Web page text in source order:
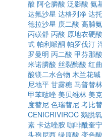
酸 阿仑膦酸 泛影酸 氨
达氟沙星 达格列净 达
德拉沙星 庚二酸 高脯
丙磺舒 丙酸 原地衣硬酸
甙 帕利哌酮 帕罗伐汀
罗曼明 丙二酸 甲芬那酸
米诺膦酸 丝裂酶酸 红
酸镁二水合物 木兰花碱
尼地平 甘露糖 马普替林
甲苯哒唑 美贝维林 美
度替尼 色瑞替尼 考比
CENICRIVIROC 鹅脱
素 卡达唑胺 咖啡酰奎
头孢尼西 绿原酸 变色酸